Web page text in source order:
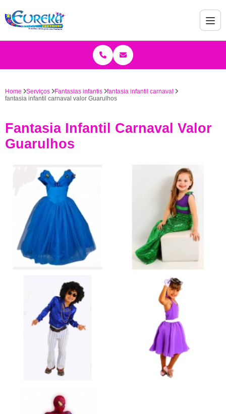
Home Serviços Fantasias infantis
fantasia infantil carnaval
fantasia infantil carnaval valor Guarulhos
Fantasia Infantil Carnaval Valor
Guarulhos